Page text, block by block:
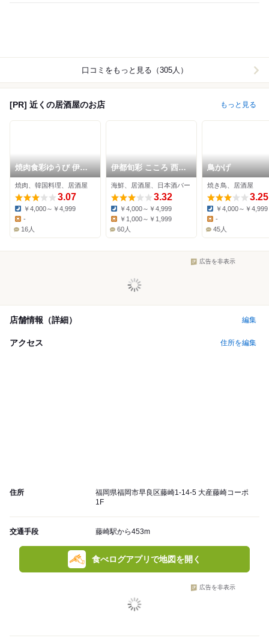
口コミをもっと見る（305人）
[PR] 近くの居酒屋のお店 もっと見る
焼肉食彩ゆうび 伊都
店
焼肉、韓国料理、居酒屋
3.07
Dinner:
￥4,000～￥4,999
Lunch:
-
16人
伊都旬彩 こころ 西新
本店
海鮮、居酒屋、日本酒バー
3.32
Dinner:
￥4,000～￥4,999
Lunch:
￥1,000～￥1,999
60人
鳥かげ
焼き鳥、居酒屋
3.25
Dinner:
￥4,000～￥4,999
Lunch:
-
45人
広告を非表示
店舗情報（詳細） 編集
アクセス 住所を編集
住所
福岡県福岡市早良区藤崎1-14-5 大産藤崎コーポ
1F
交通手段 藤崎駅から453m
食べログアプリで地図を開く
広告を非表示